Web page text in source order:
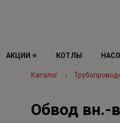
АКЦИИ ⭐ КОТЛЫ
Каталог
Обвод вн.-